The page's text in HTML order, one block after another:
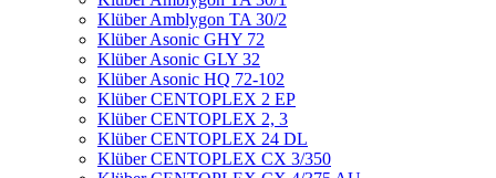
Klüber Amblygon TA 30/2
Klüber Asonic GHY 72
Klüber Asonic GLY 32
Klüber Asonic HQ 72-102
Klüber CENTOPLEX 2 EP
Klüber CENTOPLEX 2, 3
Klüber CENTOPLEX 24 DL
Klüber CENTOPLEX CX 3/350